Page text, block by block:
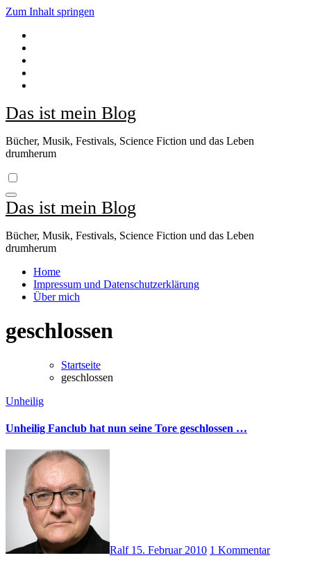
Zum Inhalt springen
Das ist mein Blog
Bücher, Musik, Festivals, Science Fiction und das Leben
drumherum
Das ist mein Blog
Bücher, Musik, Festivals, Science Fiction und das Leben
drumherum
Home
Impressum und Datenschutzerklärung
Über mich
geschlossen
Startseite
geschlossen
Unheilig
Unheilig Fanclub hat nun seine Tore geschlossen …
Ralf 15. Februar 2010 1 Kommentar